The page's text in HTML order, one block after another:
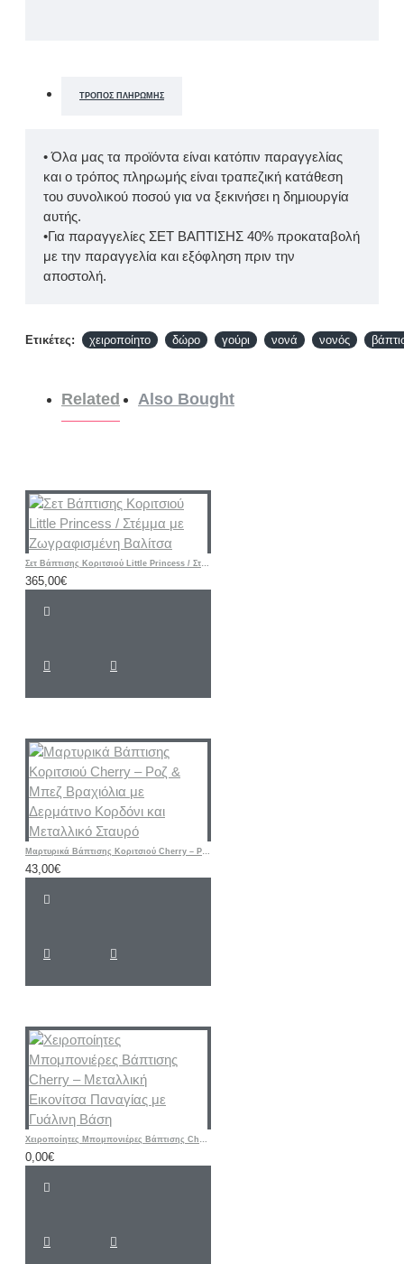
ΤΡΌΠΟΣ ΠΛΗΡΩΜΉΣ
• Όλα μας τα προϊόντα είναι κατόπιν παραγγελίας
και ο τρόπος πληρωμής είναι τραπεζική κατάθεση
του συνολικού ποσού για να ξεκινήσει η δημιουργία
αυτής.
•Για παραγγελίες ΣΕΤ ΒΑΠΤΙΣΗΣ 40% προκαταβολή
με την παραγγελία και εξόφληση πριν την
αποστολή.
Ετικέτες: χειροποίητο δώρο γούρι νονά νονός
Related Also Bought
Σετ Βάπτισης Κοριτσιού Little Princess / Στέμμα με Ζωγραφισμένη Βαλίτσα
365,00€
Μαρτυρικά Βάπτισης Κοριτσιού Cherry – Ροζ & Μπεζ Βραχιόλια με Δερμάτινο Κορδόνι και Μεταλλικό Σταυρό
43,00€
Χειροποίητες Μπομπονιέρες Βάπτισης Cherry – Μεταλλική Εικονίτσα Παναγίας με Γυάλινη Βάση
0,00€